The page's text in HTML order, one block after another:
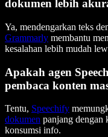
dokumen lebih
Ya, mendengarkan teks
Grammarly membantu
kesalahan lebih mudah
Apakah agen
pembaca konten
Tentu, Speechify
dokumen panjang dengan
konsumsi info.